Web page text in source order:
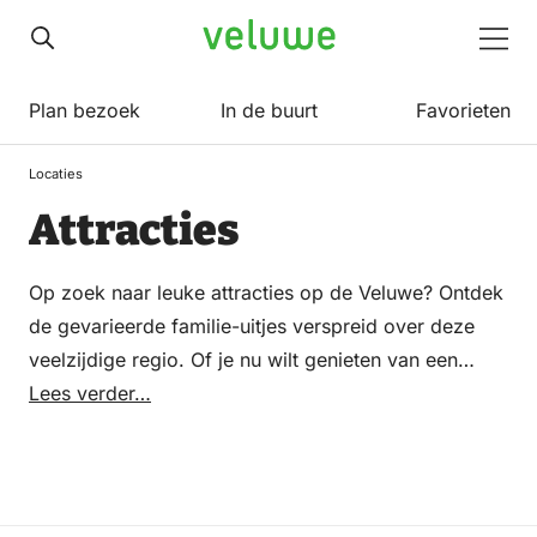
Veluwe
Plan bezoek In de buurt Favorieten
Locaties
Attracties
Op zoek naar leuke attracties op de Veluwe? Ontdek
de gevarieerde familie-uitjes verspreid over deze
veelzijdige regio. Of je nu wilt genieten van een
dagje dierentuin te midden van de natuur of de
Lees verder…